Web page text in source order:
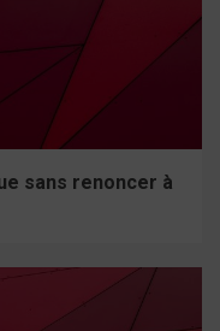
sans renoncer à